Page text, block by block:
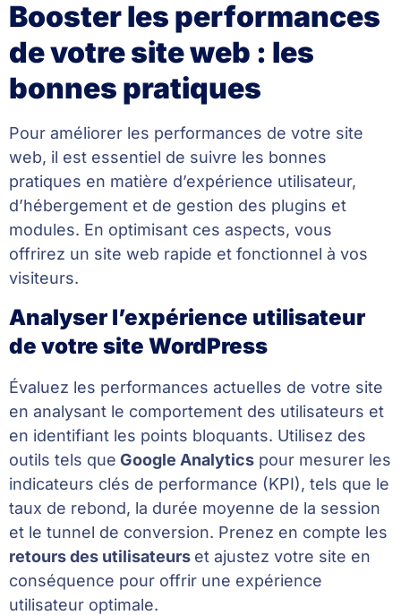
Booster les performances
de votre site web : les
bonnes pratiques
Pour améliorer les performances de votre site
web, il est essentiel de suivre les bonnes
pratiques en matière d’expérience utilisateur,
d’hébergement et de gestion des plugins et
modules. En optimisant ces aspects, vous
offrirez un site web rapide et fonctionnel à vos
visiteurs.
Analyser l’expérience utilisateur
de votre site WordPress
Évaluez les performances actuelles de votre site
en analysant le comportement des utilisateurs et
en identifiant les points bloquants. Utilisez des
outils tels que Google Analytics pour mesurer les
indicateurs clés de performance (KPI), tels que le
taux de rebond, la durée moyenne de la session
et le tunnel de conversion. Prenez en compte les
retours des utilisateurs et ajustez votre site en
conséquence pour offrir une expérience
utilisateur optimale.